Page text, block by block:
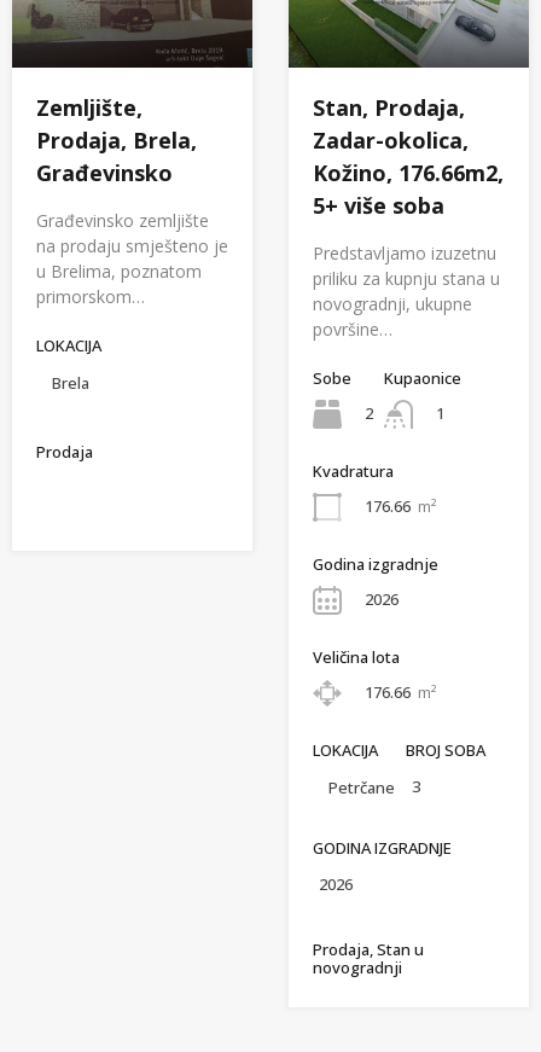
Zemljište,
Prodaja, Brela,
Građevinsko
Građevinsko zemljište
na prodaju smješteno je
u Brelima, poznatom
primorskom…
LOKACIJA
Brela
Prodaja
Stan, Prodaja,
Zadar-okolica,
Kožino, 176.66m2,
5+ više soba
Predstavljamo izuzetnu
priliku za kupnju stana u
novogradnji, ukupne
površine…
Sobe
2
Kupaonice
1
Kvadratura
176.66 m²
Godina izgradnje
2026
Veličina lota
176.66 m²
LOKACIJA
Petrčane
BROJ SOBA
3
GODINA IZGRADNJE
2026
Prodaja, Stan u
novogradnji